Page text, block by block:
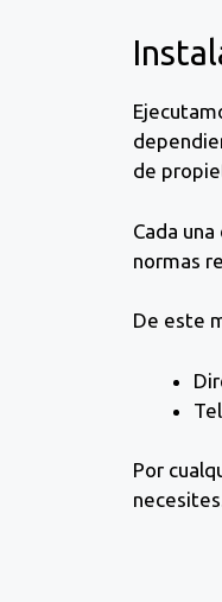
de
Cada
normas
De este
Por